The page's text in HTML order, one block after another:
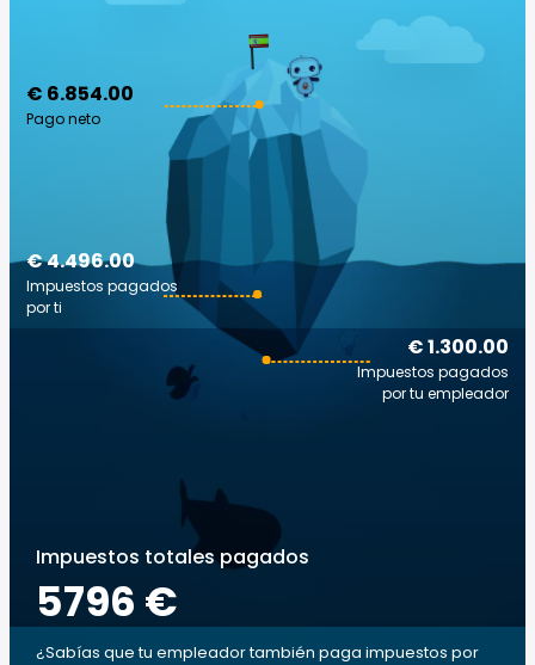
€ 6.854.00
Pago neto
€ 1.300.00
Impuestos pagados
por tu empleador
€ 4.496.00
Impuestos pagados
por ti
Impuestos totales pagados
5796 €
¿Sabías que tu empleador también paga impuestos por